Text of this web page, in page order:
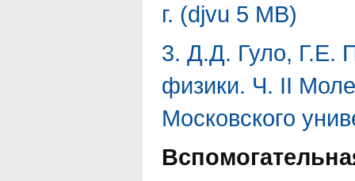
г. (djvu 5 MB)
3. Д.Д. Гуло, Г.Е.
физики. Ч. II
Московского